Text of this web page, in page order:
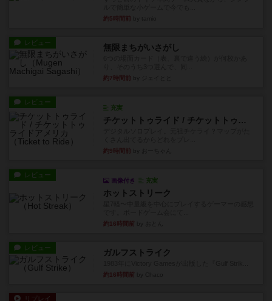
約5時間前
レビュー 無限まちがいさがし
約7時間前
レビュー
充実
チケットトゥライド / チケットトゥライドアメリカ
約9時間前
レビュー
画像付き 充実
ホットストリーク
約16時間前
レビュー ガルフストライク
約16時間前
リプレイ